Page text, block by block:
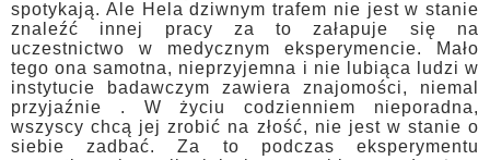
spotykają. Ale Hela dziwnym trafem nie jest w stanie
znaleźć innej pracy za to załapuje się na
uczestnictwo w medycznym eksperymencie. Mało
tego ona samotna, nieprzyjemna i nie lubiąca ludzi w
instytucie badawczym zawiera znajomości, niemal
przyjaźnie . W życiu codzienniem nieporadna,
wszyscy chcą jej zrobić na złość, nie jest w stanie o
siebie zadbać. Za to podczas eksperymentu